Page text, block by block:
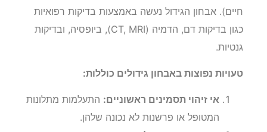
חיים). אבחון הגידול נעשה באמצעות בדיקות רפואיות
כגון בדיקות דם, הדמיה (CT, MRI), ביופסיה, ובדיקות
גנטיות.
טעויות נפוצות באבחון גידולים כוללות:
אי זיהוי תסמינים ראשוניים: התעלמות מתלונות
המטופל או פרשנות לא נכונה שלהן.